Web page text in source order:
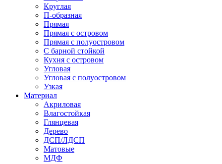
Круглая
П-образная
Прямая
Прямая с островом
Прямая с полуостровом
С барной стойкой
Кухня с островом
Угловая
Угловая с полуостровом
Узкая
Материал
Акриловая
Влагостойкая
Глянцевая
Дерево
ДСП/ЛДСП
Матовые
МДФ